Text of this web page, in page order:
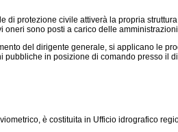
di protezione civile attiverà la propria
sono posti a carico delle
del dirigente generale, si applicano le
in posizione di comando presso il
è costituita in Ufficio idrografico